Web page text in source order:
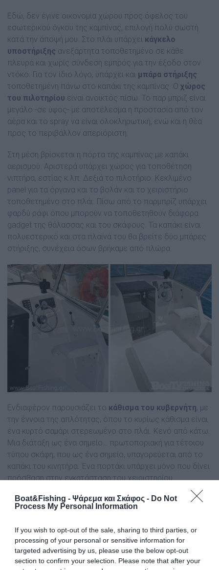
Boat&Fishing - Ψάρεμα και Σκάφος - Do Not
Process My Personal Information
If you wish to opt-out of the sale, sharing to third parties, or
processing of your personal or sensitive information for
targeted advertising by us, please use the below opt-out
section to confirm your selection. Please note that after your
Εδώ, δεν έγινε οικονοµία χώρου προς όφελος του
εσωτερικού όγκου της καµπίνας, επιλογή πολύ σωστή
κατά την άποψή µου. Στο πλάι υπάρχει κάγκελο
υποστήριξης ανεξάρτητα τοποθετηµένο σε κάθε
πλευρά και χωρίς σύνδεση εµπρός για την έξοδο στον
ντόκο. Για τον ίδιο λόγο, υπάρχει και µπάρα στήριξης
τοποθετηµένη πάνω στο καπάκι της καµπίνας. Ο χώρος
του πιλοτηρίου είναι ανοικτός πίσω. Το παρ µπριζ είναι
µεγάλο -σε ύψος- µε αποτέλεσµα η προστασία από τον
αέρα και το spray να είναι ολοκληρωτική, ενώ και η θέα
προς το περιβάλλον απεριόριστη.
Στη µέση βρίσκεται η πόρτα της καµπίνας µε καπάκι
αερισµού. Αριστερά υπάρχει χώρος για τοποθέτηση
νιπτήρα, εστίας κ.λπ. ∆εξιά το πιλοτήριο. Κεκλιµένο
panel για τα όργανα και το βολάν και το χειριστήριο
τοποθετηµένο στο πλάι. Πίσω από το παρµπρίζ υπάρχει
φαρδύ ράφι όπου µπορούν να τοποθετηθούν διάφορα
gadget της θάλασσας και του σκάφους. Τα καπάκι είναι
πολυεστερικό και στα πλαϊνά του θα βρείτε δύο µπάρες
στήριξης, συνέχεια όσων βρήκαµε από πλώρα.
Ενδιαφέρον παρουσιάζει το κάθισµα του κυβερνήτη, µε
την έννοια της απλότητας, όπου το κυρίως κάθισµα είναι
ένα κυρτό σαµάρι στερεωµένο στο πλάι. Κενό από κάτω.
Μια διάταξη ως ένα σηµείο… πρωτοποριακή για τέτοιου
τύπου σκάφη, που ως ένα σηµείο, υπαγορεύεται από το
καπάκι του κινητήρα. Ένα πορτάκι υπάρχει µόνο που δίνει
πρόσβαση στην εγκατάσταση του χειριστηρίου.
Κάτω από το καπάκι αυτό βρίσκεται έναςNanni diesel
tdi , 5κύλινδρος µε 2.500 κ.ε. και απόδοση 85 ίππων,
αρκετός για άνετη και εύκολη πρόσβαση από τον
µηχανικό, που όπως ο ίδιος είπε, και ήταν παρών στη
δοκιµή – παράδοση του σκάφους στον Τυρό. Η κίνηση